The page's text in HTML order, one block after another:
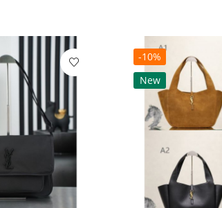
-10%
New